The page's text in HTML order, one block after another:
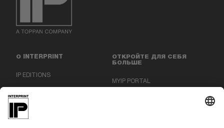
О INTERPRINT
IP EDITIONS
ДЕКОРАТИВНАЯ ПЕЧАТЬ
ПРЕСС-РЕЛИЗЫ
ОТКРОЙТЕ ДЛЯ СЕБЯ
БОЛЬШЕ
MYIP PORTAL